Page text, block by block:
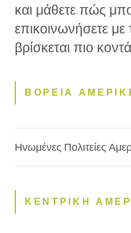
και μάθετε πώς
επικοινωνήσετε
βρίσκεται πιο
ΒΟΡΕΙΑ
Ηνωμένες Πολιτείες
ΚΕΝΤΡΙΚΗ